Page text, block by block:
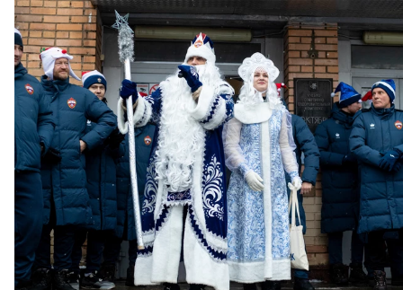
Новогодний праздник в Академии ПФК ЦСКА